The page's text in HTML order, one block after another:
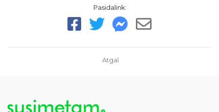
Pasidalink:
Atgal